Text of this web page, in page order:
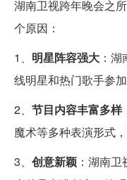
湖南卫视跨年晚会之
个原因：
1、 明星阵容强大 ：
线明星和热门歌手参
2、 节目内容丰富多样
魔术等多种表演形式
3、 创意新颖 ：湖南